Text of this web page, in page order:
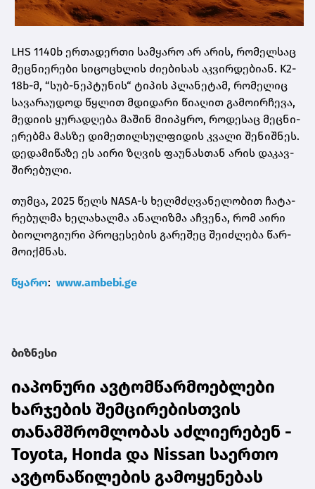
LHS 1140b ერ­თა­დერ­თი სამ­ყა­რო არ არის, რო­მელ­საც
მეც­ნი­ე­რე­ბი სი­ცო­ცხლის ძი­ე­ბი­სას აკ­ვირ­დე­ბი­ან. K2-
18b-მ, “სუბ-ნეპ­ტუ­ნის“ ტი­პის პლა­ნე­ტამ, რო­მე­ლიც
სა­ვა­რა­უ­დოდ წყლით მდი­და­რი წი­ა­ღით გა­მო­ირ­ჩე­ვა,
მე­დი­ის ყუ­რა­დღე­ბა მა­შინ მი­ი­პყრო, რო­დე­საც მეც­ნი­
ე­რებ­მა მას­ზე დი­მე­თილ­სულ­ფი­დის კვა­ლი შე­ნიშ­ნეს.
დე­და­მი­წა­ზე ეს აირი ზღვის ფა­უ­ნას­თან არის და­კავ­
ში­რე­ბუ­ლი.
თუმ­ცა, 2025 წელს NASA-ს ხელ­მძღვა­ნე­ლო­ბით ჩა­ტა­
რე­ბულ­მა ხე­ლა­ხალ­მა ანა­ლიზ­მა აჩ­ვე­ნა, რომ აირი
ბი­ო­ლო­გი­უ­რი პრო­ცე­სე­ბის გა­რე­შეც შე­იძ­ლე­ბა წარ­
მო­იქ­მნას.
წყა­რო: www.ambebi.ge
ბიზნესი
იაპონური ავტომწარმოებლები
ხარჯების შემცირებისთვის
თანამშრომლობას აძლიერებენ -
Toyota, Honda და Nissan საერთო
ავტონაწილების გამოყენებას